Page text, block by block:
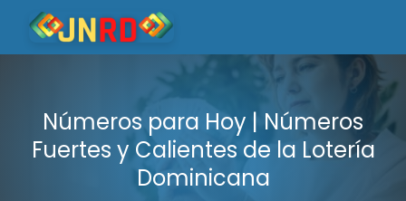
Números para Hoy | Números
Fuertes y Calientes de la Lotería
Dominicana